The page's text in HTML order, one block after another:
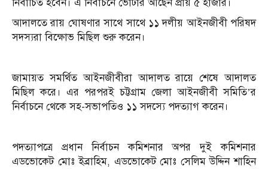
নির্বাচিত হবেন। এ নির্বাচনে ভোটার আছেন প্রায় ৫ হাজার।
আদালতে রায় ঘোষণার সাথে সাথে ১১ দলীয় আইনজীবী পরিষদ
সদস্যরা বিক্ষোভ মিছিল শুরু করেন।
জামায়ত সমর্থিত আইনজীবীরা আদালত রায়ে শেষে আদালত
মিছিল করে। এর পরপরই চট্টগ্রাম জেলা আইনজীবী সমিতি’র
নির্বাচনে থেকে সহ-সভাপতিও ১১ সদস্যে পদত্যাগ করেন।
পদত্যাপত্রে প্রধান নির্বাচন কমিশনার অপর দুই কমিশনার
এডভোকেট মোঃ ইব্রাহিম, এডভোকেট মোঃ সেলিম উদ্দিন শাহিন